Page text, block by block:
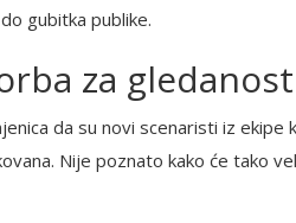
gubitka publike.
za gledanost
da su novi scenaristi iz ekipe
Nije poznato kako će tako